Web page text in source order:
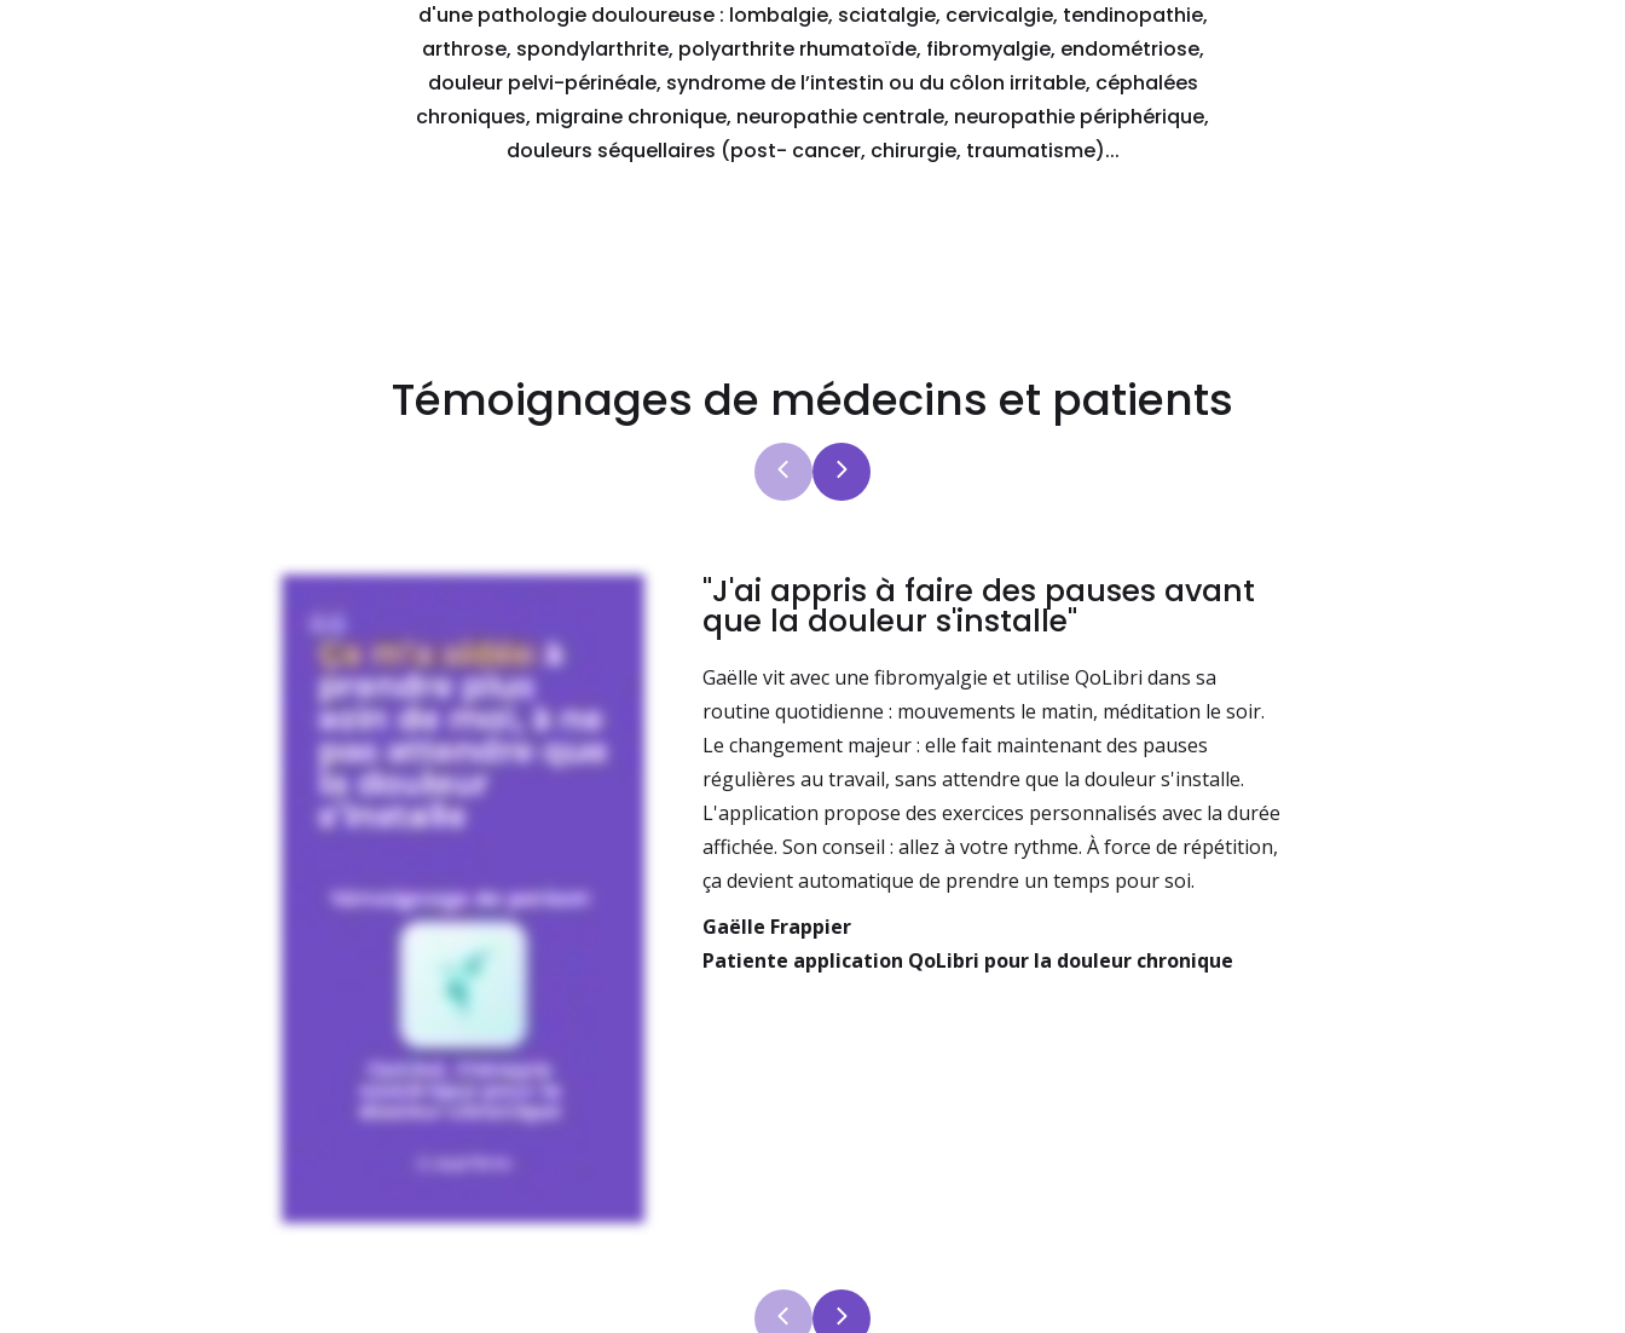
d'une pathologie douloureuse : lombalgie, sciatalgie, cervicalgie, tendinopathie,
arthrose, spondylarthrite, polyarthrite rhumatoïde, fibromyalgie, endométriose,
douleur pelvi-périnéale, syndrome de l’intestin ou du côlon irritable, céphalées
chroniques, migraine chronique, neuropathie centrale, neuropathie périphérique,
douleurs séquellaires (post- cancer, chirurgie, traumatisme)...
Témoignages de médecins et patients
"J'ai appris à faire des pauses avant
que la douleur s'installe"
Gaëlle vit avec une fibromyalgie et utilise QoLibri dans sa
routine quotidienne : mouvements le matin, méditation le soir.
Le changement majeur : elle fait maintenant des pauses
régulières au travail, sans attendre que la douleur s'installe.
L'application propose des exercices personnalisés avec la durée
affichée. Son conseil : allez à votre rythme. À force de répétition,
ça devient automatique de prendre un temps pour soi.
Gaëlle Frappier
Patiente application QoLibri pour la douleur chronique